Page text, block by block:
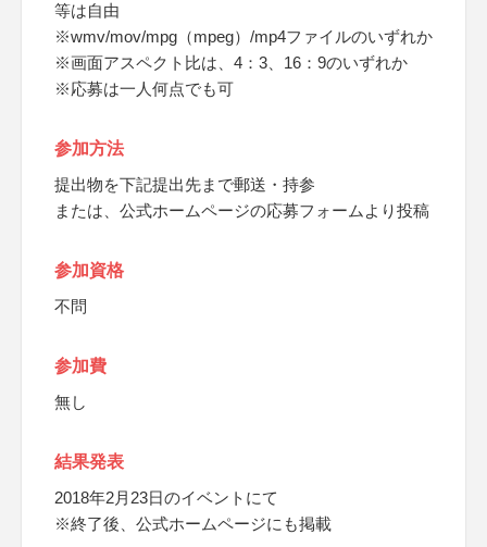
等は自由
※wmv/mov/mpg（mpeg）/mp4ファイルのいずれか
※画面アスペクト比は、4：3、16：9のいずれか
※応募は一人何点でも可
参加方法
提出物を下記提出先まで郵送・持参
または、公式ホームページの応募フォームより投稿
参加資格
不問
参加費
無し
結果発表
2018年2月23日のイベントにて
※終了後、公式ホームページにも掲載